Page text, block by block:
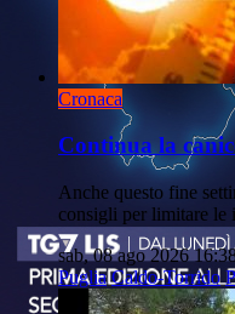
Cronaca
Continua la
Anche questo fine
consigli per limitare le
sab, 08 ago 2026
Puglia Caldo-Torrido